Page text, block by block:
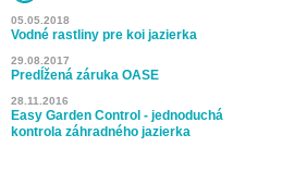
05.05.2018
Vodné rastliny pre koi jazierka
29.08.2017
Predĺžená záruka OASE
28.11.2016
Easy Garden Control - jednoduchá
kontrola záhradného jazierka